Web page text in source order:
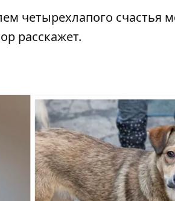
четырехлапого
расскажет.